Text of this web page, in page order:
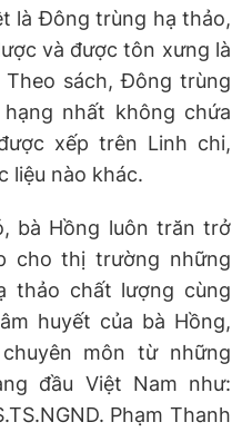
là Đông trùng hạ thảo,
và được tôn xưng là
sách, Đông trùng
nhất không chứa
xếp trên Linh chi,
liệu nào khác.
bà Hồng luôn trăn trở
cho thị trường những
thảo chất lượng cùng
huyết của bà Hồng,
môn từ những
đầu Việt Nam như:
Phạm Thanh